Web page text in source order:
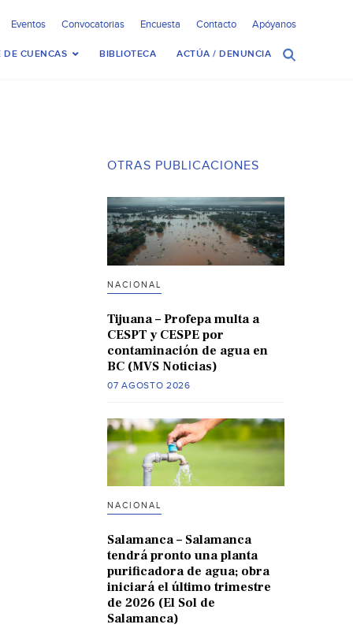
Eventos Convocatorias Encuesta Contacto Apóyanos
DE CUENCAS BIBLIOTECA ACTÚA / DENUNCIA
OTRAS PUBLICACIONES
NACIONAL
Tijuana – Profepa multa a
CESPT y CESPE por
contaminación de agua en
BC (MVS Noticias)
07 AGOSTO 2026
NACIONAL
Salamanca – Salamanca
tendrá pronto una planta
purificadora de agua; obra
iniciará el último trimestre
de 2026 (El Sol de
Salamanca)